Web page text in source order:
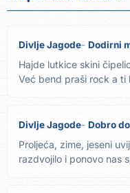
Divlje Jagode Dodirni
Hajde lutkice skini
Već bend praši rock a ti
Divlje Jagode Dobro
Proljeća, zime, jeseni
razdvojilo i ponovo nas